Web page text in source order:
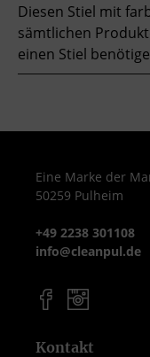
Diesen Stiel mit
sämtlichen
einen Stiel
Eine Marke der
50259 Pulheim
+49 2238 301108
info@cleanpul.de
Kontakt